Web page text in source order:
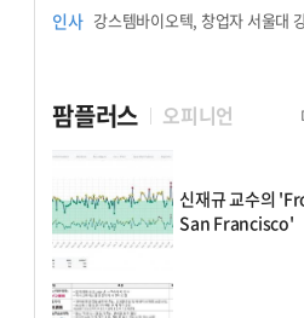
인사
팜플러스 오피니언
신재규 교수의
San Francisco'